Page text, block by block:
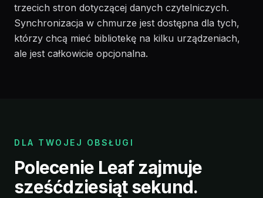
trzecich stron dotyczącej danych czytelniczych.
Synchronizacja w chmurze jest dostępna dla tych,
którzy chcą mieć bibliotekę na kilku urządzeniach,
ale jest całkowicie opcjonalna.
DLA TWOJEJ OBSŁUGI
Polecenie Leaf zajmuje
sześćdziesiąt sekund.